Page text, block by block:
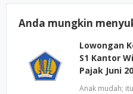
Anda mungkin
Lowongan
S1 Kantor
Pajak Juni
Anak mudah;